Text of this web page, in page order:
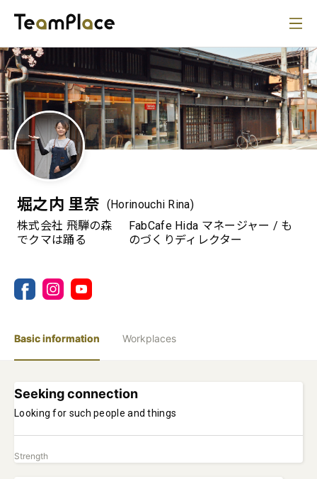
堀之内 里奈 (Horinouchi Rina)
株式会社 飛騨の森
でクマは踊る
FabCafe Hida マネージャー / も
のづくりディレクター
Basic information Workplaces
Seeking connection
Looking for such people and things
Strength